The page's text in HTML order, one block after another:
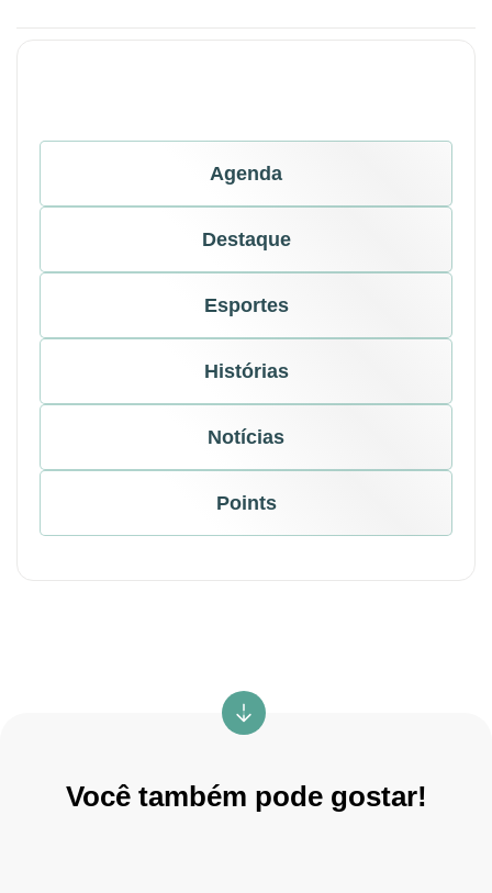
Agenda
Destaque
Esportes
Histórias
Notícias
Points
Você também pode gostar!